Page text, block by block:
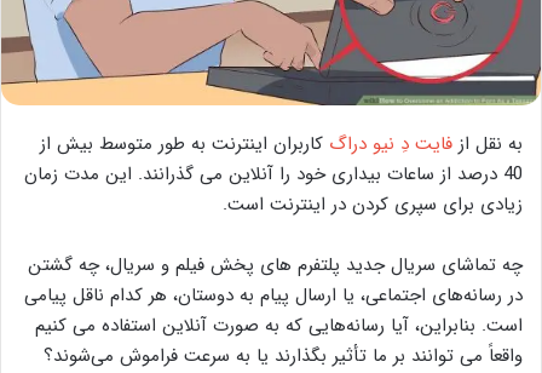
به نقل از فایت دِ نیو دراگ کاربران اینترنت به طور متوسط بیش از
40 درصد از ساعات بیداری خود را آنلاین می گذرانند. این مدت زمان
زیادی برای سپری کردن در اینترنت است.
چه تماشای سریال جدید پلتفرم های پخش فیلم و سریال، چه گشتن
در رسانه‌های اجتماعی، یا ارسال پیام به دوستان، هر کدام ناقل پیامی
است. بنابراین، آیا رسانه‌هایی که به صورت آنلاین استفاده می کنیم
واقعاً می توانند بر ما تأثیر بگذارند یا به سرعت فراموش می‌شوند؟